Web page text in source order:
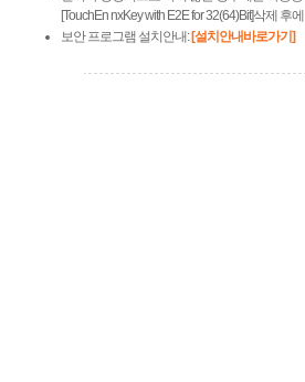
[TouchEn nxKey with E2E for 32(64)Bit]삭제
보안 프로그램 설치안내: [설치안내바로가기]